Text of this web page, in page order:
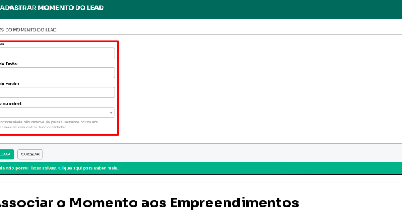
o Momento aos Empreendimentos